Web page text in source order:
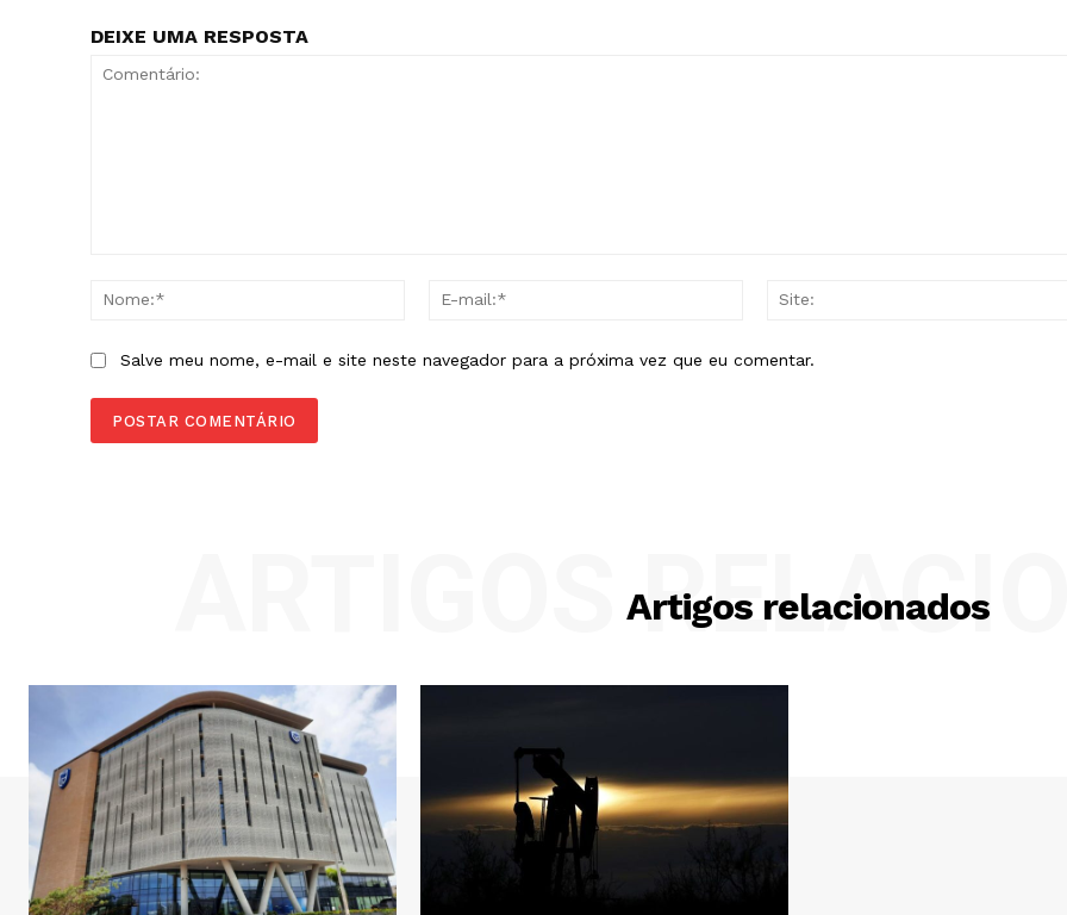
DEIXE UMA RESPOSTA
Nome:*
Salve meu nome, e-mail e site neste navegador para a próxima vez que eu comentar.
Artigos relacionados
ARTIGOS